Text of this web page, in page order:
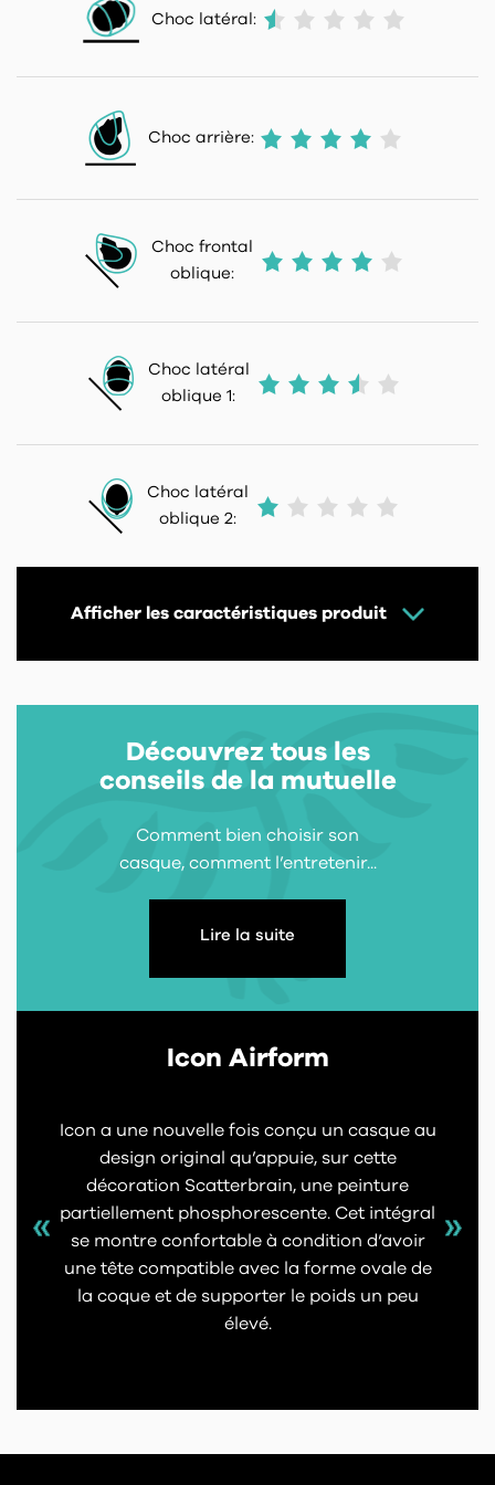
Choc latéral:
Choc arrière:
Choc frontal
oblique:
Choc latéral
oblique 1:
Choc latéral
oblique 2:
Afficher les caractéristiques produit
Découvrez tous les
conseils de la mutuelle
Comment bien choisir son
casque, comment l’entretenir...
Lire la suite
Icon Airform
Icon a une nouvelle fois conçu un casque au
design original qu’appuie, sur cette
décoration Scatterbrain, une peinture
partiellement phosphorescente. Cet intégral
se montre confortable à condition d’avoir
une tête compatible avec la forme ovale de
la coque et de supporter le poids un peu
élevé.